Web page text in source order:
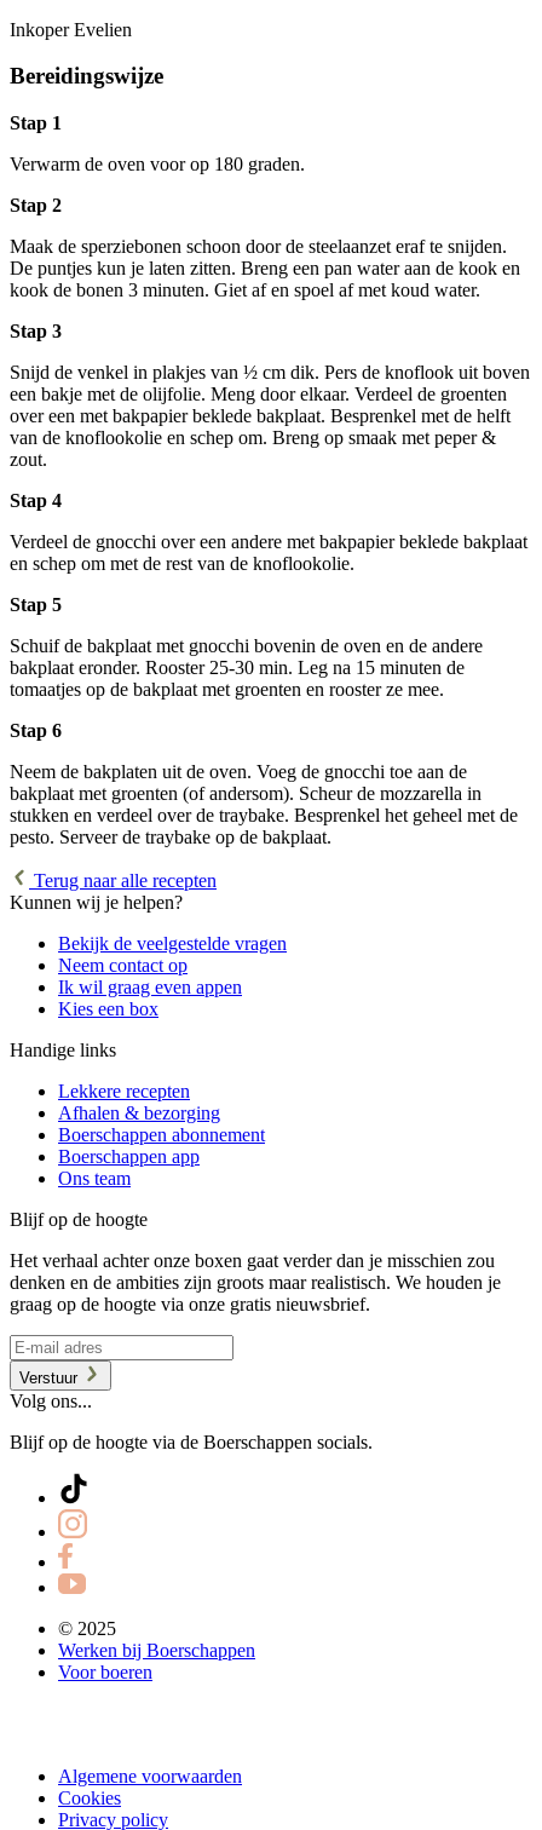
Inkoper Evelien
Bereidingswijze
Stap 1
Verwarm de oven voor op 180 graden.
Stap 2
Maak de sperziebonen schoon door de steelaanzet eraf te snijden.
De puntjes kun je laten zitten. Breng een pan water aan de kook en
kook de bonen 3 minuten. Giet af en spoel af met koud water.
Stap 3
Snijd de venkel in plakjes van ½ cm dik. Pers de knoflook uit boven
een bakje met de olijfolie. Meng door elkaar. Verdeel de groenten
over een met bakpapier beklede bakplaat. Besprenkel met de helft
van de knoflookolie en schep om. Breng op smaak met peper &
zout.
Stap 4
Verdeel de gnocchi over een andere met bakpapier beklede bakplaat
en schep om met de rest van de knoflookolie.
Stap 5
Schuif de bakplaat met gnocchi bovenin de oven en de andere
bakplaat eronder. Rooster 25-30 min. Leg na 15 minuten de
tomaatjes op de bakplaat met groenten en rooster ze mee.
Stap 6
Neem de bakplaten uit de oven. Voeg de gnocchi toe aan de
bakplaat met groenten (of andersom). Scheur de mozzarella in
stukken en verdeel over de traybake. Besprenkel het geheel met de
pesto. Serveer de traybake op de bakplaat.
Terug naar alle recepten
Kunnen wij je helpen?
Bekijk de veelgestelde vragen
Neem contact op
Ik wil graag even appen
Kies een box
Handige links
Lekkere recepten
Afhalen & bezorging
Boerschappen abonnement
Boerschappen app
Ons team
Blijf op de hoogte
Het verhaal achter onze boxen gaat verder dan je misschien zou
denken en de ambities zijn groots maar realistisch. We houden je
graag op de hoogte via onze gratis nieuwsbrief.
Verstuur
Volg ons...
Blijf op de hoogte via de Boerschappen socials.
© 2025
Werken bij Boerschappen
Voor boeren
Algemene voorwaarden
Cookies
Privacy policy